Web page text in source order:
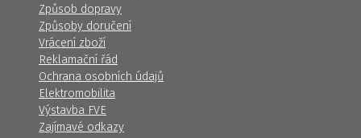
Způsob dopravy
Způsoby doručení
Vrácení zboží
Reklamační řád
Ochrana osobních údajů
Elektromobilita
Výstavba FVE
Zajímavé odkazy